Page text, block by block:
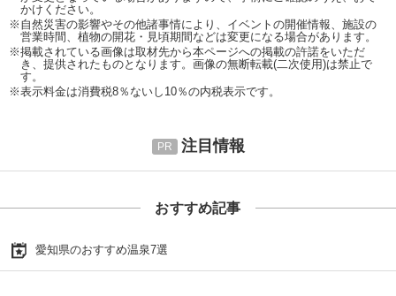
かけください。
※自然災害の影響やその他諸事情により、イベントの開催情報、施設の
営業時間、植物の開花・見頃期間などは変更になる場合があります。
※掲載されている画像は取材先から本ページへの掲載の許諾をいただ
き、提供されたものとなります。画像の無断転載(二次使用)は禁止で
す。
※表示料金は消費税8％ないし10％の内税表示です。
注目情報
おすすめ記事
愛知県のおすすめ温泉7選